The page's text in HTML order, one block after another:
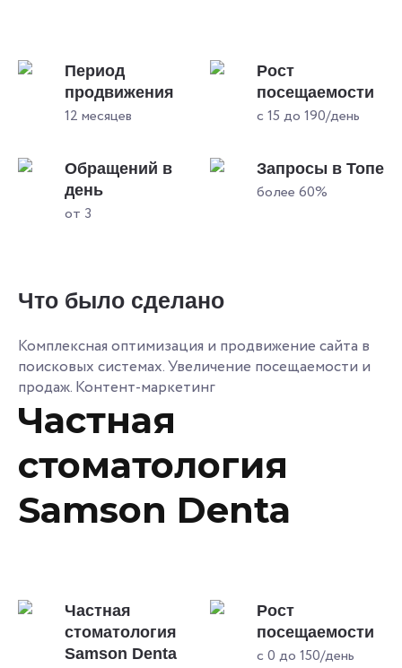
Период
продвижения
12 месяцев
Рост
посещаемости
с 15 до 190/день
Обращений в
день
от 3
Запросы в Топе
более 60%
Что было сделано
Комплексная оптимизация и продвижение сайта в
поисковых системах. Увеличение посещаемости и
продаж. Контент-маркетинг
Частная
стоматология
Samson Denta
Частная
стоматология
Samson Denta
Рост
посещаемости
с 0 до 150/день